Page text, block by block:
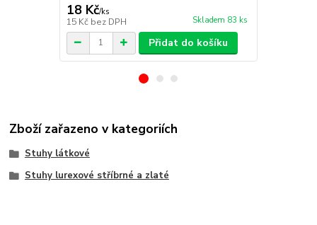
18 Kč/ks
15 Kč bez DPH Skladem 83 ks
Přidat do košíku
Zboží zařazeno v kategoriích
Stuhy látkové
Stuhy lurexové stříbrné a zlaté